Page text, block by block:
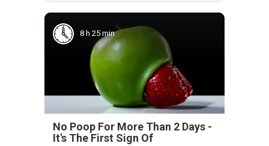
8 h 25 min
No Poop For More Than 2 Days -
It's The First Sign Of